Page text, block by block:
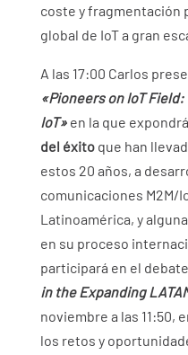
coste y fragmentación
global de IoT a gran
A las 17:00 Carlos
«Pioneers on IoT
IoT»en la que
del éxitoque han
estos 20 años, a
comunicaciones M2M/
Latinoamérica, y
en su proceso
participará en el debate
in the Expanding
noviembre a las 11:50,
los retos y